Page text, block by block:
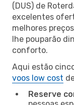
(DUS) de
excelentes
melhores
lhe pouparão
conforto.
Aqui estão
voos low cost
Reserve